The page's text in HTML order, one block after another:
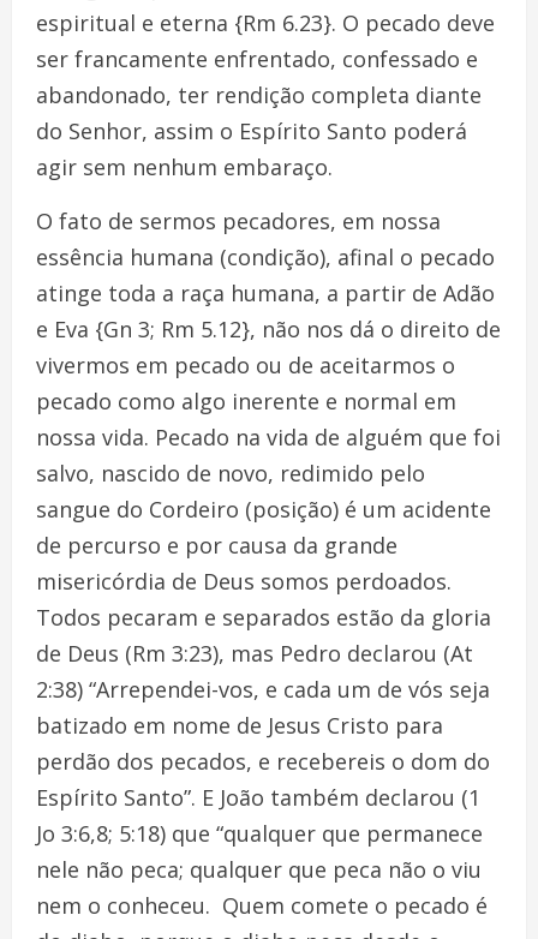
espiritual e eterna {Rm 6.23}. O pecado deve
ser francamente enfrentado, confessado e
abandonado, ter rendição completa diante
do Senhor, assim o Espírito Santo poderá
agir sem nenhum embaraço.
O fato de sermos pecadores, em nossa
essência humana (condição), afinal o pecado
atinge toda a raça humana, a partir de Adão
e Eva {Gn 3; Rm 5.12}, não nos dá o direito de
vivermos em pecado ou de aceitarmos o
pecado como algo inerente e normal em
nossa vida. Pecado na vida de alguém que foi
salvo, nascido de novo, redimido pelo
sangue do Cordeiro (posição) é um acidente
de percurso e por causa da grande
misericórdia de Deus somos perdoados.
Todos pecaram e separados estão da gloria
de Deus (Rm 3:23), mas Pedro declarou (At
2:38) “Arrependei-vos, e cada um de vós seja
batizado em nome de Jesus Cristo para
perdão dos pecados, e recebereis o dom do
Espírito Santo”. E João também declarou (1
Jo 3:6,8; 5:18) que “qualquer que permanece
nele não peca; qualquer que peca não o viu
nem o conheceu. Quem comete o pecado é